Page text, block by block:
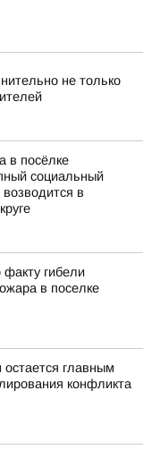
не только
в посёлке
социальный
в
гибели
в поселке
главным
конфликта